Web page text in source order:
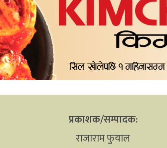
प्रकाशक/सम्पादक:
राजाराम फुयाल